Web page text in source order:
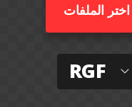
اختر الملفات
RGF